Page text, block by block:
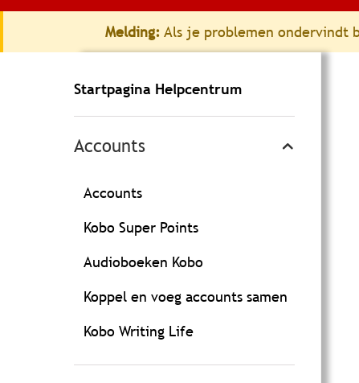
Melding: Als je problemen ondervindt
Startpagina Helpcentrum
Accounts
Accounts
Kobo Super Points
Audioboeken Kobo
Koppel en voeg accounts samen
Kobo Writing Life